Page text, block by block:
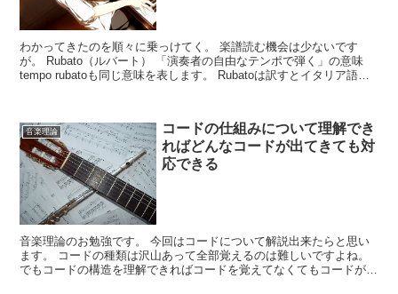
わかってきたのを順々に乗っけてく。 楽譜読む機会は少ないです
が。 Rubato（ルバート） 「演奏者の自由なテンポで弾く」の意味
tempo rubatoも同じ意味を表します。 Rubatoは訳すとイタリア語で
音楽理論
コードの仕組みについて理解でき
ればどんなコードが出てきても対
応できる
音楽理論のお勉強です。 今回はコードについて解説出来たらと思い
ます。 コードの種類は沢山あって全部覚えるのは難しいですよね。
でもコードの構造を理解できればコードを覚えてなくてもコードがわ